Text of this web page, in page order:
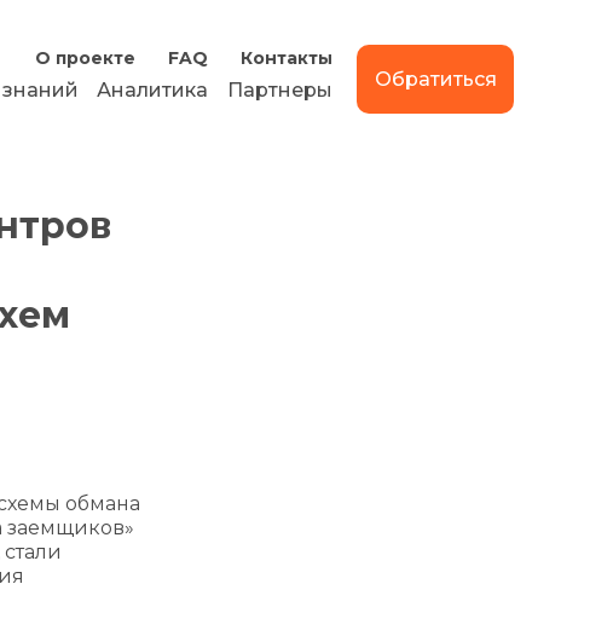
О проекте FAQ Контакты
Аналитика Партнеры Обратиться
обмана
заемщиков»